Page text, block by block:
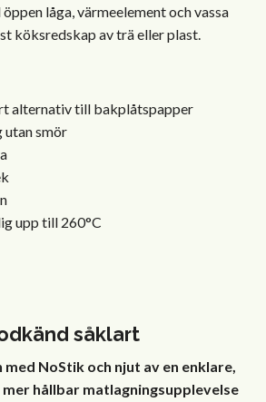
låga, värmeelement och vassa
köksredskap av trä eller plast.
alternativ till bakplåtspapper
smör
upp till 260°C
såklart
NoStik och njut av en enklare,
hållbar matlagningsupplevelse